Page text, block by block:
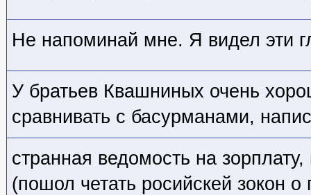
Не напоминай мне. Я видел эти
У братьев Квашниных очень
сравнивать с басурманами,
странная ведомость на
(пошол четать росийскей зокон о